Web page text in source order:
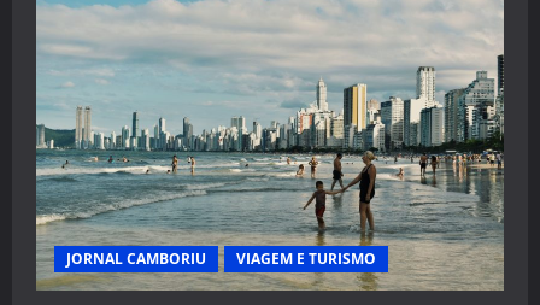
JORNAL CAMBORIU VIAGEM E TURISMO